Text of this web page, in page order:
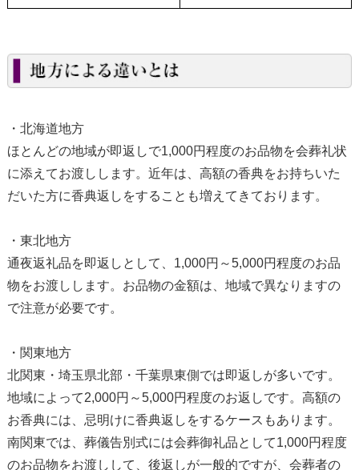
・北海道地方
ほとんどの地域が即返しで1,000円程度のお品物を会葬礼状
に添えてお渡しします。近年は、高額の香典をお持ちいた
だいた方に香典返しをすることも増えてきております。
・東北地方
通夜返礼品を即返しとして、1,000円～5,000円程度のお品
物をお渡しします。お品物の金額は、地域で異なりますの
で注意が必要です。
・関東地方
北関東・埼玉県北部・千葉県東側では即返しが多いです。
地域によって2,000円～5,000円程度のお返しです。高額の
お香典には、忌明けに香典返しをするケースもあります。
南関東では、葬儀告別式には会葬御礼品として1,000円程度
のお品物をお渡しして、後返しが一般的ですが、会葬者の